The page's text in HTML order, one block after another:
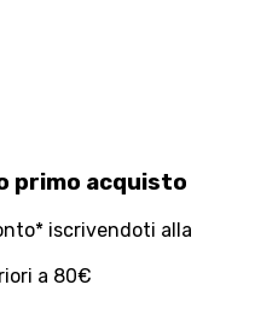
primo acquisto
iscrivendoti alla
a 80€